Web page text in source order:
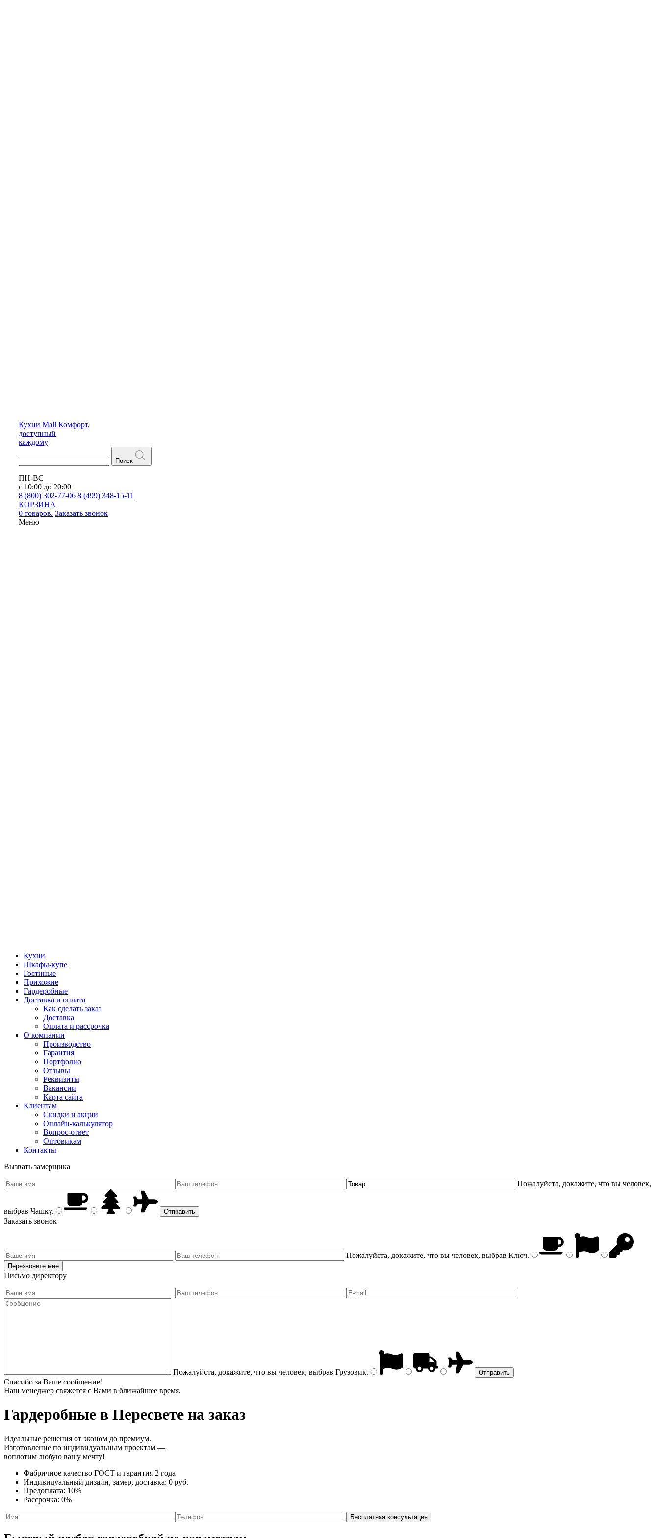
Кухни Mall Комфорт,
доступный
каждому
Поиск
ПН-ВС
с 10:00 до 20:00
8 (800) 302-77-06 8 (499) 348-15-11
КОРЗИНА
0 товаров. Заказать звонок
Меню
Кухни
Шкафы-купе
Гостиные
Прихожие
Гардеробные
Доставка и оплата
Как сделать заказ
Доставка
Оплата и рассрочка
О компании
Производство
Гарантия
Портфолио
Отзывы
Реквизиты
Вакансии
Карта сайта
Клиентам
Скидки и акции
Онлайн-калькулятор
Вопрос-ответ
Оптовикам
Контакты
Вызвать замерщика
Пожалуйста, докажите, что вы человек,
выбрав Чашку.
Заказать звонок
Пожалуйста, докажите, что вы человек, выбрав Ключ.
Письмо директору
Пожалуйста, докажите, что вы человек, выбрав Грузовик.
Спасибо за Ваше сообщение!
Наш менеджер свяжется с Вами в ближайшее время.
Гардеробные в Пересвете на заказ
Идеальные решения от эконом до премиум.
Изготовление по индивидуальным проектам —
воплотим любую вашу мечту!
Фабричное качество ГОСТ и гарантия 2 года
Индивидуальный дизайн, замер, доставка: 0 руб.
Предоплата: 10%
Рассрочка: 0%